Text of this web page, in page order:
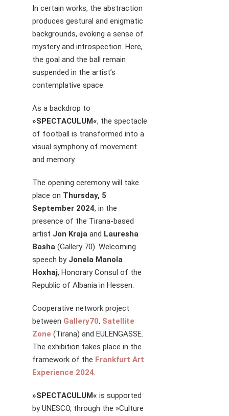
In certain works, the abstraction
produces gestural and enigmatic
backgrounds, evoking a sense of
mystery and introspection. Here,
the goal and the ball remain
suspended in the artist’s
contemplative space.
As a backdrop to
»SPECTACULUM«, the spectacle
of football is transformed into a
visual symphony of movement
and memory.
The opening ceremony will take
place on Thursday, 5
September 2024, in the
presence of the Tirana-based
artist Jon Krajaand Lauresha
Basha(Gallery 70). Welcoming
speech by Jonela Manola
Hoxhaj, Honorary Consul of the
Republic of Albania in Hessen.
Cooperative network project
between Gallery70, Satellite
Zone (Tirana) and EULENGASSE.
The exhibition takes place in the
framework of the Frankfurt Art
Experience 2024.
»SPECTACULUM« is supported
by UNESCO, through the »Culture